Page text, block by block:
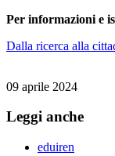
Per informazioni e
Dalla ricerca alla
09 aprile 2024
Leggi anche
eduiren